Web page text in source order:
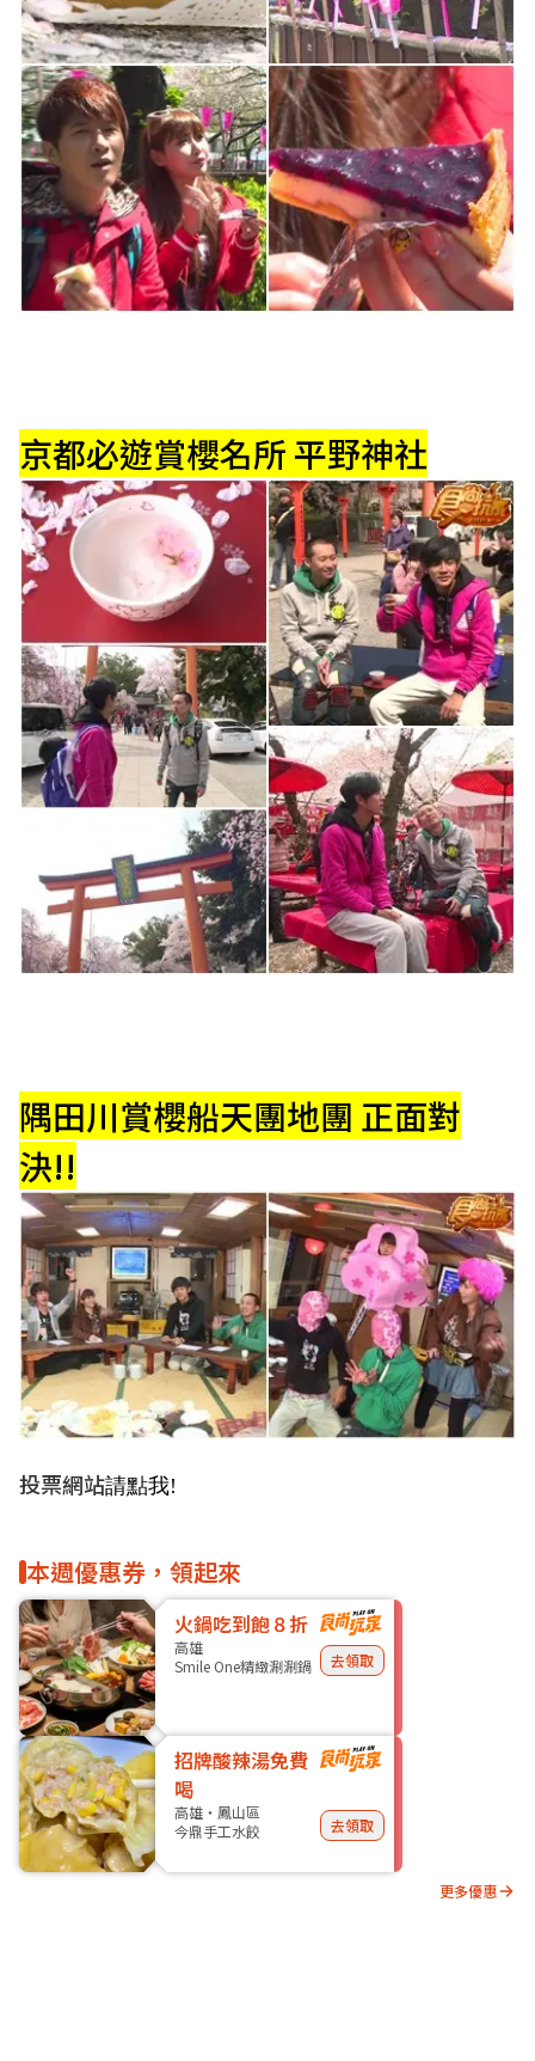
京都必遊賞櫻名所 平野神社
隅田川賞櫻船天團地團 正面對
決!!
投票網站請點我!
本週優惠券，領起來
火鍋吃到飽８折
高雄
Smile One精緻涮涮鍋
去領取
招牌酸辣湯免費
喝
高雄・鳳山區
今鼎手工水餃
去領取
更多優惠